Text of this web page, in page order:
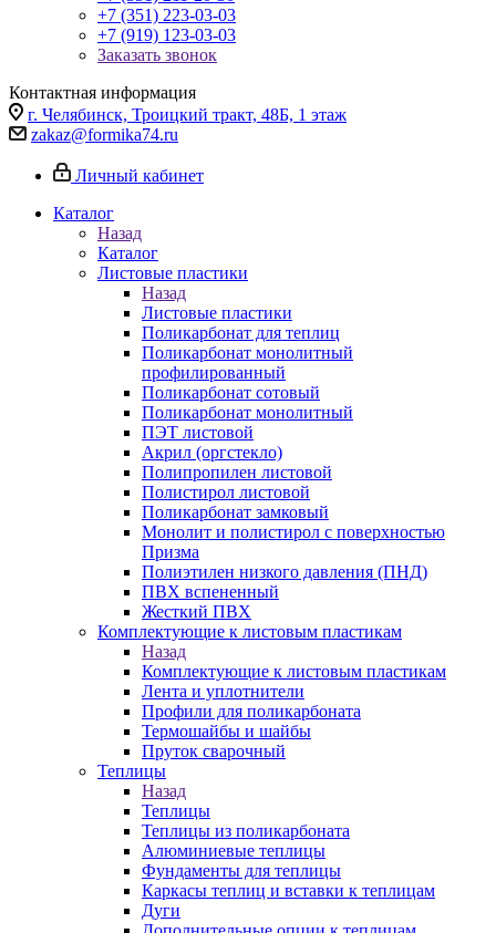
+7 (351) 223-03-03
+7 (919) 123-03-03
Заказать звонок
Контактная информация
г. Челябинск, Троицкий тракт, 48Б, 1 этаж
zakaz@formika74.ru
Личный кабинет
Каталог
Назад
Каталог
Листовые пластики
Назад
Листовые пластики
Поликарбонат для теплиц
Поликарбонат монолитный
профилированный
Поликарбонат сотовый
Поликарбонат монолитный
ПЭТ листовой
Акрил (оргстекло)
Полипропилен листовой
Полистирол листовой
Поликарбонат замковый
Монолит и полистирол с поверхностью
Призма
Полиэтилен низкого давления (ПНД)
ПВХ вспененный
Жесткий ПВХ
Комплектующие к листовым пластикам
Назад
Комплектующие к листовым пластикам
Лента и уплотнители
Профили для поликарбоната
Термошайбы и шайбы
Пруток сварочный
Теплицы
Назад
Теплицы
Теплицы из поликарбоната
Алюминиевые теплицы
Фундаменты для теплицы
Каркасы теплиц и вставки к теплицам
Дуги